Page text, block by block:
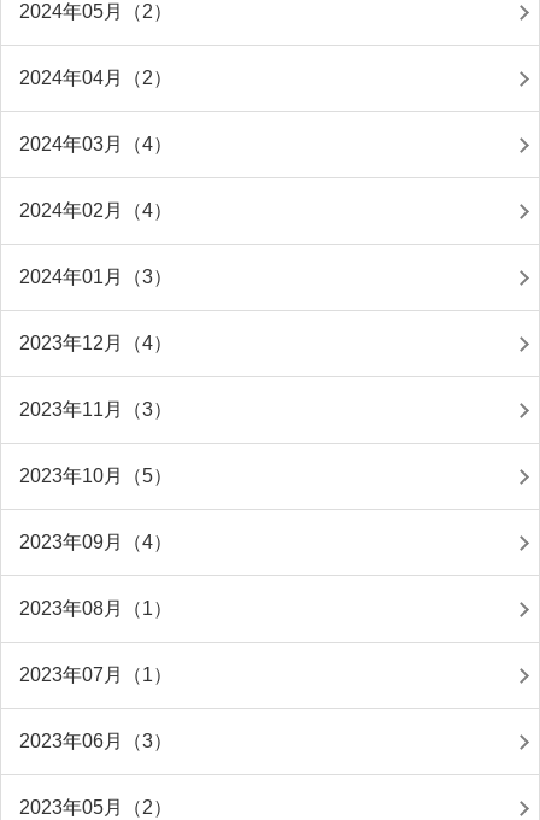
2024年05月（2）
2024年04月（2）
2024年03月（4）
2024年02月（4）
2024年01月（3）
2023年12月（4）
2023年11月（3）
2023年10月（5）
2023年09月（4）
2023年08月（1）
2023年07月（1）
2023年06月（3）
2023年05月（2）